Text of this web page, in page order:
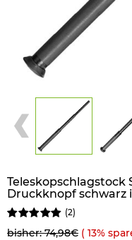
Druckknopf schwarz
(2)
bisher: 74,98€ ( 13%